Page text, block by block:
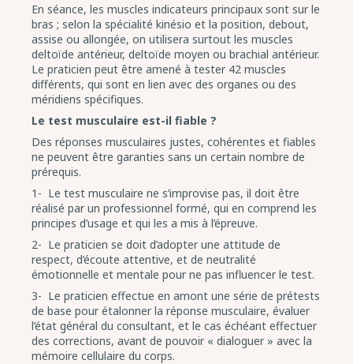
En séance, les muscles indicateurs principaux sont sur le
bras ; selon la spécialité kinésio et la position, debout,
assise ou allongée, on utilisera surtout les muscles
deltoïde antérieur, deltoïde moyen ou brachial antérieur.
Le praticien peut être amené à tester 42 muscles
différents, qui sont en lien avec des organes ou des
méridiens spécifiques.
Le test musculaire est-il fiable ?
Des réponses musculaires justes, cohérentes et fiables
ne peuvent être garanties sans un certain nombre de
prérequis.
1- Le test musculaire ne s’improvise pas, il doit être
réalisé par un professionnel formé, qui en comprend les
principes d’usage et qui les a mis à l’épreuve.
2- Le praticien se doit d’adopter une attitude de
respect, d’écoute attentive, et de neutralité
émotionnelle et mentale pour ne pas influencer le test.
3- Le praticien effectue en amont une série de prétests
de base pour étalonner la réponse musculaire, évaluer
l’état général du consultant, et le cas échéant effectuer
des corrections, avant de pouvoir « dialoguer » avec la
mémoire cellulaire du corps.